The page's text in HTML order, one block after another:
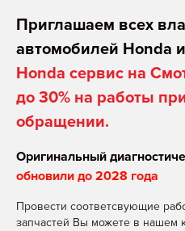
Приглашаем всех
автомобилей Honda
Honda сервис на
до 30% на работы
обращении.
Оригинальный
обновили до 2028 года
Провести соответсвующие
запчастей Вы можете в нашем